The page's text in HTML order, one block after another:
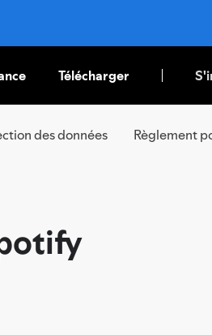
Télécharger
des données Règlement